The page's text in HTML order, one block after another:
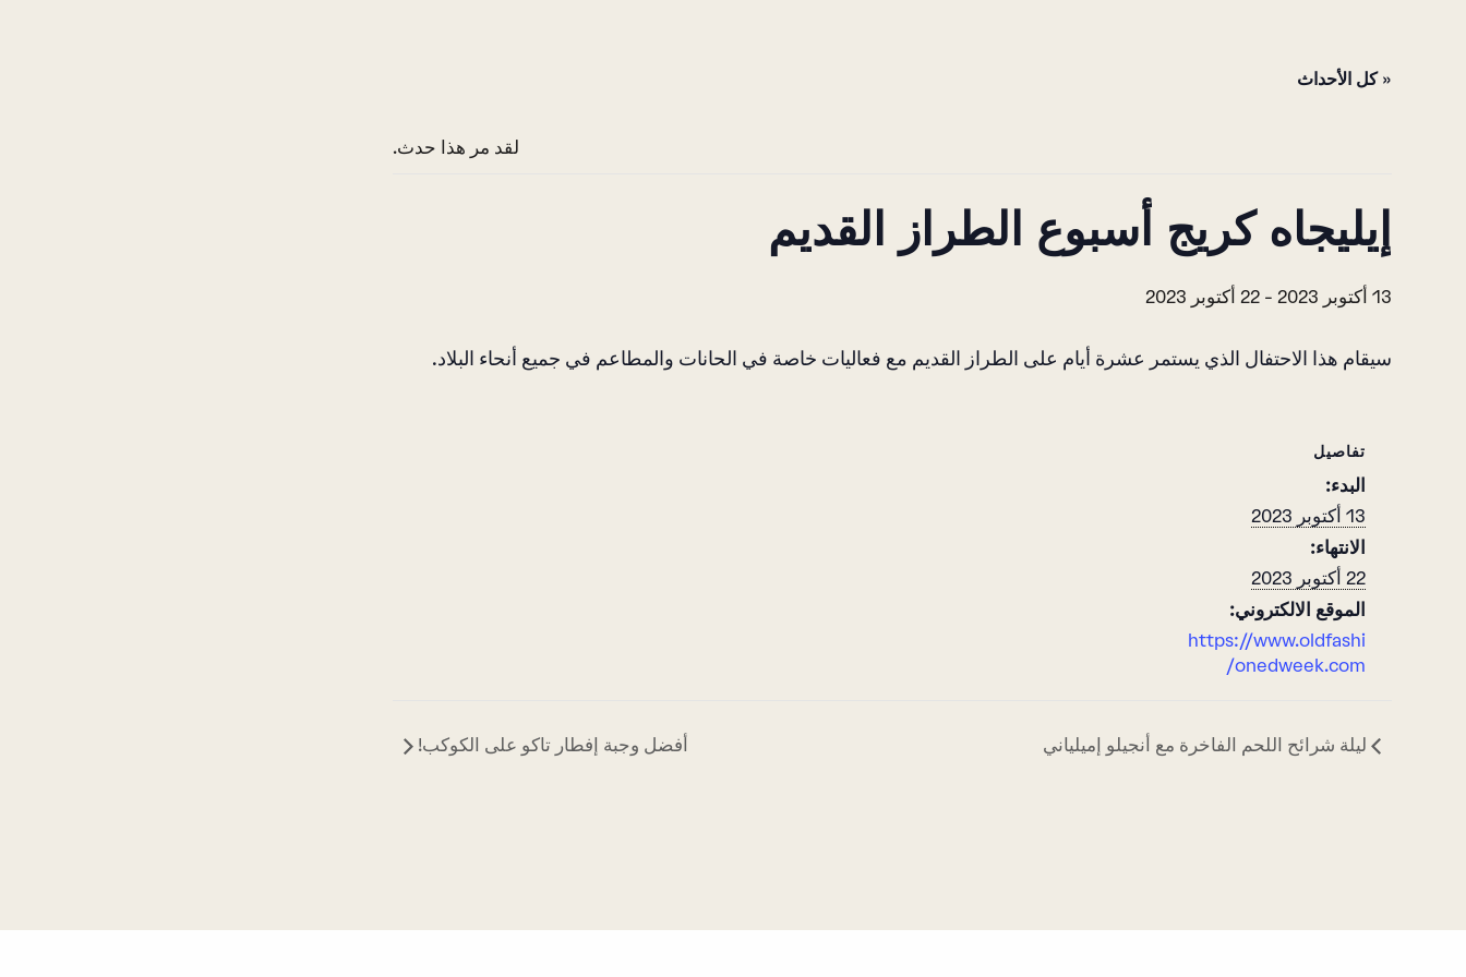
« كل الأحداث
لقد مر هذا حدث.
إيليجاه كريج أسبوع الطراز القديم
13 أكتوبر 2023 - 22 أكتوبر 2023
سيقام هذا الاحتفال الذي يستمر عشرة أيام على الطراز القديم مع فعاليات خاصة في الحانات والمطاعم في جميع أنحاء البلاد.
تفاصيل
البدء:
13 أكتوبر 2023
الانتهاء:
22 أكتوبر 2023
الموقع الالكتروني:
https://www.oldfashi
onedweek.com/
ليلة شرائح اللحم الفاخرة مع أنجيلو إميلياني أفضل وجبة إفطار تاكو على الكوكب!